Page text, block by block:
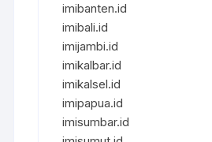
imibanten.id
imibali.id
imijambi.id
imikalbar.id
imikalsel.id
imipapua.id
imisumbar.id